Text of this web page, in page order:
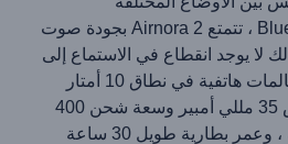
بفضل تقنية Bluetooth 5.3 ، تتمتع Airnora 2 بجودة صوت
لا يوجد انقطاع في الاستماع إلى
هاتفية في نطاق 10 أمتار
مع سعة سماعة الرأس 35 مللي أمبير وسعة شحن 400
مللي أمبير في الساعة ، وعمر بطارية طويل 30 ساعة